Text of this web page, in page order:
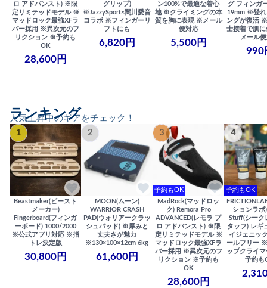
ロ アドバンスト) ※限
定リミテッドモデル ※
マッドロック最強XFラ
バー採用 ※異次元のフ
リクション ※予約も
OK
28,600円
グリップ)
※JazzySport×関川愛音
コラボ ※フィンガーリ
フトにも
6,820円
ン100%で最適な着心
地 ※クライミングの本
質を胸に表現 ※メール
便対応
5,500円
グ フィンガ
19mm ※登れ
ングが復活
士接着で肌
メール
990
人気上昇中のギアをチェック！
ランキング
1
Beastmaker(ビースト
メーカー)
Fingerboard(フィンガ
ーボード) 1000/2000
※公式アプリ対応 ※指
トレ決定版
30,800円
2
MOON(ムーン)
WARRIOR CRASH
PAD(ウォリアークラッ
シュパッド) ※厚みと
丈夫さが魅力
※130×100×12cm 6kg
61,600円
3
予約もOK
MadRock(マッドロッ
ク) Remora Pro
ADVANCED(レモラ プ
ロ アドバンスト) ※限
定リミテッドモデル ※
マッドロック最強XFラ
バー採用 ※異次元のフ
リクション ※予約も
OK
28,600円
4
予約もOK
ションラボ
Stuff(シーク
タッフ) レギ
イジェニッ
ールフリー
ップクライ
予約も